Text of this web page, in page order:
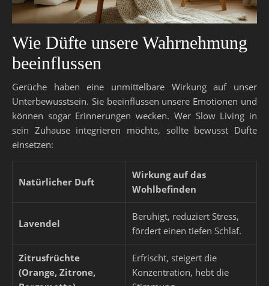
Wie Düfte unsere Wahrnehmung
beeinflussen
Gerüche haben eine unmittelbare Wirkung auf unser
Unterbewusstsein. Sie beeinflussen unsere Emotionen und
können sogar Erinnerungen wecken. Wer Slow Living in
sein Zuhause integrieren möchte, sollte bewusst Düfte
einsetzen:
Natürlicher Duft
Wirkung auf das
Wohlbefinden
Lavendel
Beruhigt, reduziert Stress,
fördert einen tiefen Schlaf.
Zitrusfrüchte
(Orange, Zitrone,
Erfrischt, steigert die
Konzentration, hebt die